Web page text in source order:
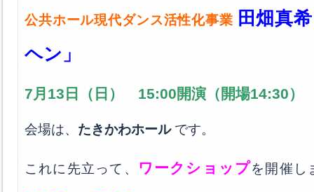
公共ホール現代ダンス活性化事業 田畑真
ヘン」
7月13日（日） 15:00開演（開場14:30）
会場は、 たきかわホールです。
これに先立って、 ワークショップを開催し